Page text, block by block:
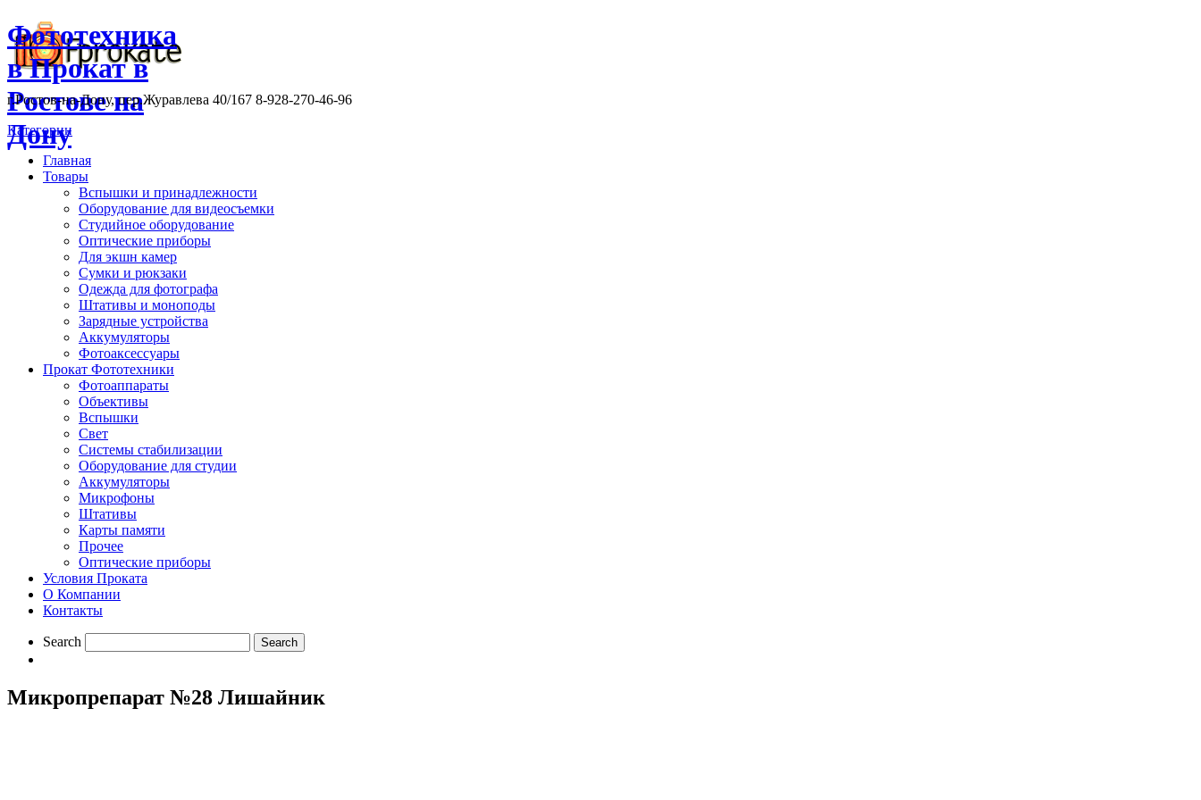
Фототехника
в Прокат в
Ростове на
Дону
г.Ростов-на-Дону, пер.Журавлева 40/167 8-928-270-46-96
Категории
Главная
Товары
Вспышки и принадлежности
Оборудование для видеосъемки
Студийное оборудование
Оптические приборы
Для экшн камер
Сумки и рюкзаки
Одежда для фотографа
Штативы и моноподы
Зарядные устройства
Аккумуляторы
Фотоаксессуары
Прокат Фототехники
Фотоаппараты
Объективы
Вспышки
Свет
Системы стабилизации
Оборудование для студии
Aккумуляторы
Микрофоны
Штативы
Карты памяти
Прочее
Оптические приборы
Условия Проката
О Компании
Контакты
Search
Микропрепарат №28 Лишайник